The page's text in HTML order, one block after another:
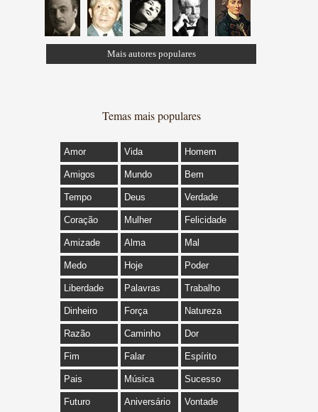
Mais autores populares
Temas mais populares
Amor Vida Homem
Amigos Mundo Bem
Tempo Deus Verdade
Coração Mulher Felicidade
Amizade Alma Mal
Medo Hoje Poder
Liberdade Palavras Trabalho
Dinheiro Força Natureza
Razão Caminho Dor
Fim Falar Espírito
Pais Música Sucesso
Futuro Aniversário Vontade